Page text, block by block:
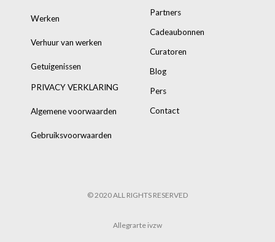
Werken
Verhuur van werken
Getuigenissen
PRIVACY VERKLARING
Algemene voorwaarden
Gebruiksvoorwaarden
Partners
Cadeaubonnen
Curatoren
Blog
Pers
Contact
© 2020 ALL RIGHTS RESERVED
Allegrarte ivzw